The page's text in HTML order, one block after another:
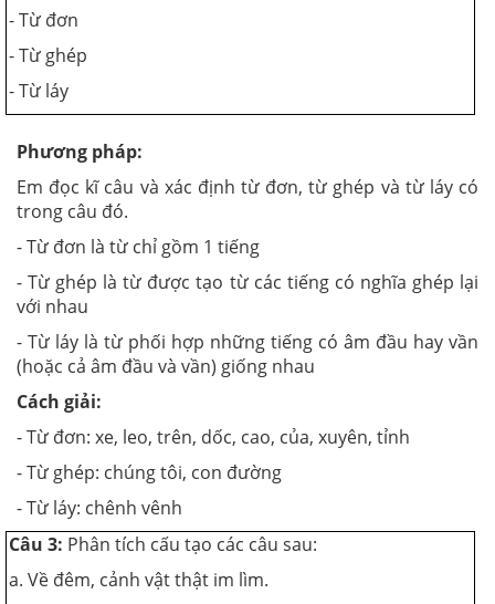
- Từ đơn
- Từ ghép
- Từ láy
Phương pháp:
Em đọc kĩ câu và xác định từ đơn, từ ghép và từ láy có
trong câu đó.
- Từ đơn là từ chỉ gồm 1 tiếng
- Từ ghép là từ được tạo từ các tiếng có nghĩa ghép lại
với nhau
- Từ láy là từ phối hợp những tiếng có âm đầu hay vần
(hoặc cả âm đầu và vần) giống nhau
Cách giải:
- Từ đơn: xe, leo, trên, dốc, cao, của, xuyên, tỉnh
- Từ ghép: chúng tôi, con đường
- Từ láy: chênh vênh
Câu 3: Phân tích cấu tạo các câu sau:
a. Về đêm, cảnh vật thật im lìm.